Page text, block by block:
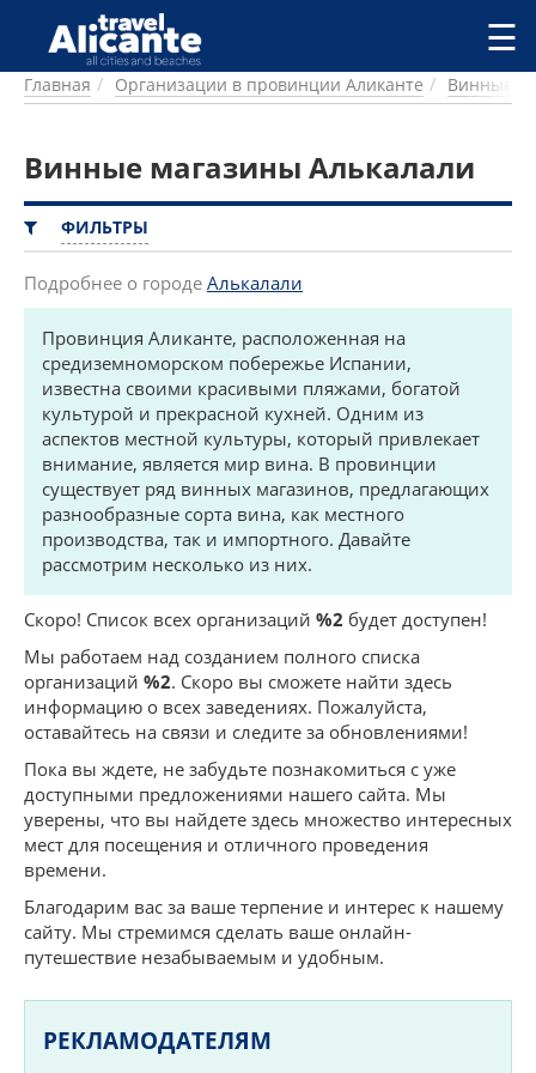
Перейти к основному содержанию
ГОРОДА
ПИТАНИЕ
ПЛЯЖИ
ДОСТОПРИМЕЧАТЕЛЬНОСТИ
КЕМПИНГ
КОМАРКИ (РАЙОНЫ)
РЕЦЕПТЫ
ПРЕДЛОЖЕНИЯ
СТАТЬИ
УСЛУГИ
☰
Главная Организации в провинции Аликанте Винные
Винные магазины Алькалали
ФИЛЬТРЫ
Подробнее о городе Алькалали
Провинция Аликанте, расположенная на
средиземноморском побережье Испании,
известна своими красивыми пляжами, богатой
культурой и прекрасной кухней. Одним из
аспектов местной культуры, который привлекает
внимание, является мир вина. В провинции
существует ряд винных магазинов, предлагающих
разнообразные сорта вина, как местного
производства, так и импортного. Давайте
рассмотрим несколько из них.
Скоро! Список всех организаций %2 будет доступен!
Мы работаем над созданием полного списка
организаций %2. Скоро вы сможете найти здесь
информацию о всех заведениях. Пожалуйста,
оставайтесь на связи и следите за обновлениями!
Пока вы ждете, не забудьте познакомиться с уже
доступными предложениями нашего сайта. Мы
уверены, что вы найдете здесь множество интересных
мест для посещения и отличного проведения
времени.
Благодарим вас за ваше терпение и интерес к нашему
сайту. Мы стремимся сделать ваше онлайн-
путешествие незабываемым и удобным.
РЕКЛАМОДАТЕЛЯМ